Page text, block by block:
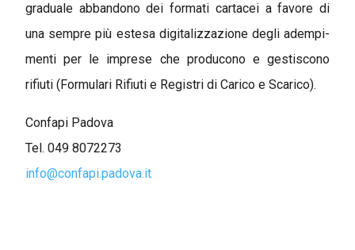
graduale abbandono dei formati cartacei a favore di
una sempre più estesa digitalizzazione degli adempi-
menti per le imprese che producono e gestiscono
rifiuti (Formulari Rifiuti e Registri di Carico e Scarico).
Confapi Padova
Tel. 049 8072273
info@confapi.padova.it